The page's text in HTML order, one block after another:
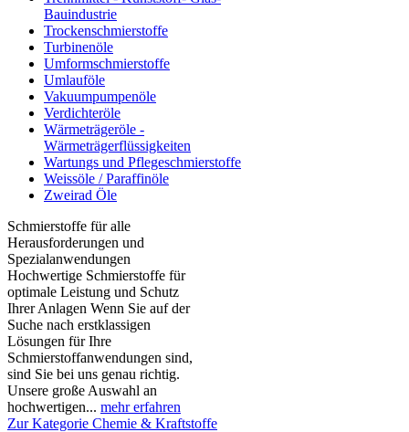
Bauindustrie
Trockenschmierstoffe
Turbinenöle
Umformschmierstoffe
Umlauföle
Vakuumpumpenöle
Verdichteröle
Wärmeträgeröle -
Wärmeträgerflüssigkeiten
Wartungs und Pflegeschmierstoffe
Weissöle / Paraffinöle
Zweirad Öle
Schmierstoffe für alle
Herausforderungen und
Spezialanwendungen
Hochwertige Schmierstoffe für
optimale Leistung und Schutz
Ihrer Anlagen Wenn Sie auf der
Suche nach erstklassigen
Lösungen für Ihre
Schmierstoffanwendungen sind,
sind Sie bei uns genau richtig.
Unsere große Auswahl an
hochwertigen... mehr erfahren
Zur Kategorie Chemie & Kraftstoffe